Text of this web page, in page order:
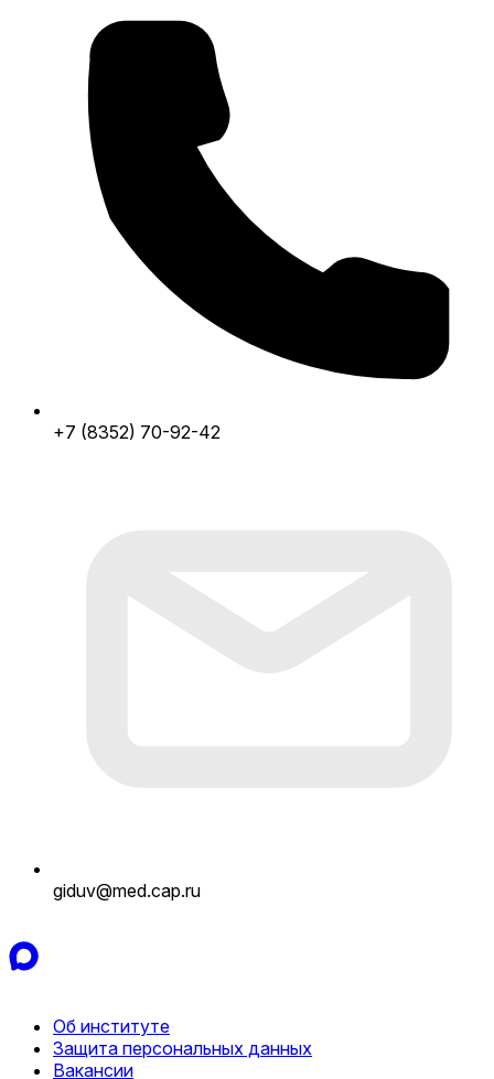
+7 (8352) 70-92-42
giduv@med.cap.ru
Об институте
Защита персональных данных
Вакансии